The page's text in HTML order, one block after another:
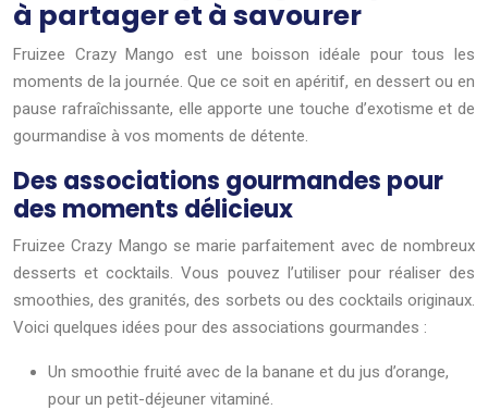
à partager et à savourer
Fruizee Crazy Mango est une boisson idéale pour tous les
moments de la journée. Que ce soit en apéritif, en dessert ou en
pause rafraîchissante, elle apporte une touche d’exotisme et de
gourmandise à vos moments de détente.
Des associations gourmandes pour
des moments délicieux
Fruizee Crazy Mango se marie parfaitement avec de nombreux
desserts et cocktails. Vous pouvez l’utiliser pour réaliser des
smoothies, des granités, des sorbets ou des cocktails originaux.
Voici quelques idées pour des associations gourmandes :
Un smoothie fruité avec de la banane et du jus d’orange,
pour un petit-déjeuner vitaminé.